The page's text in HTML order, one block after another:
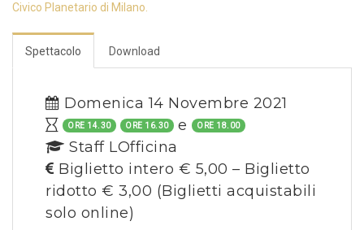
Civico Planetario di Milano.
Spettacolo Download
Domenica 14 Novembre 2021
ORE 14.30 ORE 16.30 e ORE 18.00
Staff LOfficina
Biglietto intero € 5,00 – Biglietto
ridotto € 3,00 (Biglietti acquistabili
solo online)